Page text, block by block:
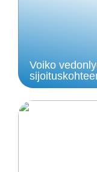
Voiko